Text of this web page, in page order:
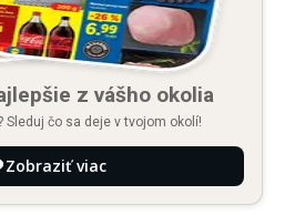
z vášho okolia
Sleduj čo sa deje v tvojom okolí!
Zobraziť viac